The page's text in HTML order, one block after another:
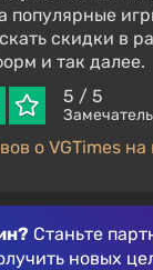
популярные
скидки в
и так далее.
5 / 5
о VGTimes
Станьте
новых